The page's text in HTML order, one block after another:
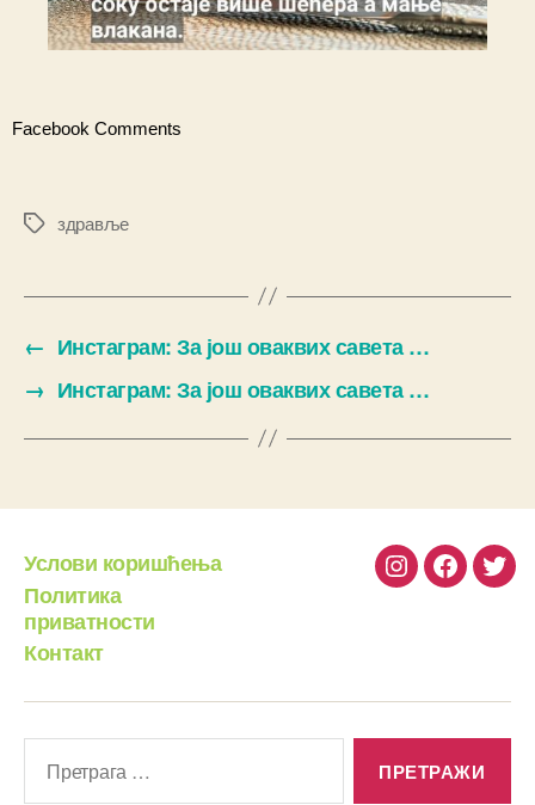
Facebook Comments
Ознакездравље
← Инстаграм: За још оваквих савета …
→ Инстаграм: За још оваквих савета …
Услови коришћења
Политика
приватности
Контакт
Instagram
Facebook